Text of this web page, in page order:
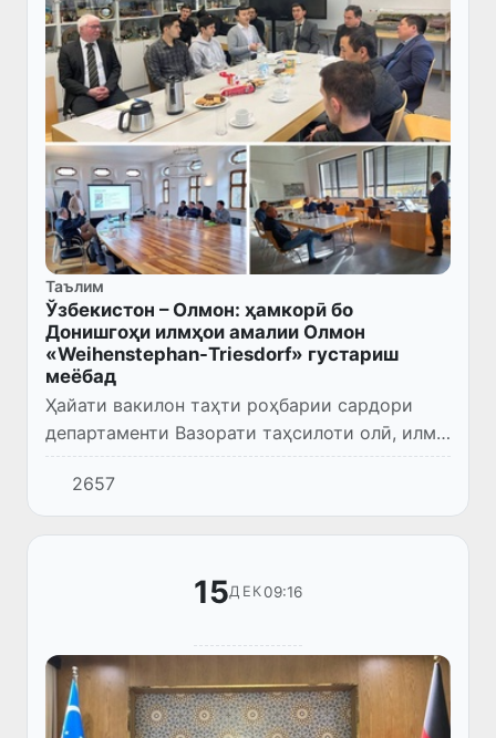
Таълим
Ўзбекистон – Олмон: ҳамкорӣ бо
Донишгоҳи илмҳои амалии Олмон
«Weihenstephan-Triesdorf» густариш
меёбад
Ҳайати вакилон таҳти роҳбарии сардори
департаменти Вазорати таҳсилоти олӣ, илм
ва инноватсия А.Халиқов бо мақсади
густариши омодасозии кадрҳо дар асоси
барномаҳои муштарак, таҳияи...
2657
15ДЕК09:16